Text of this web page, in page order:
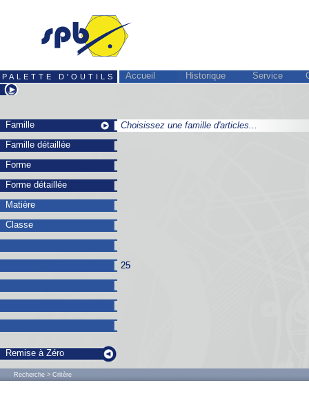
PALETTE D'OUTILS Accueil Historique Service
Famille
Famille détaillée
Forme
Forme détaillée
Matière
Classe
Remise à Zéro
Choisissez une famille d'articles...
25
Choisissez une famille d'articles...
25
Recherche > Critère